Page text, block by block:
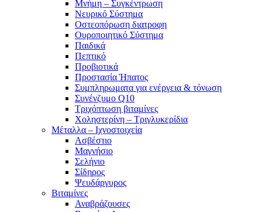
Μνήμη – Συγκέντρωση
Νευρικό Σύστημα
Οστεοπόρωση διατροφη
Ουροποιητικό Σύστημα
Παιδικά
Πεπτικό
Προβιοτικά
Προστασία Ήπατος
Συμπληρωματα για ενέργεια & τόνωση
Συνένζυμο Q10
Τριχόπτωση βιταμίνες
Χοληστερίνη – Τριγλυκερίδια
Μέταλλα – Ιχνοστοιχεία
Ασβέστιο
Μαγνήσιο
Σελήνιο
Σίδηρος
Ψευδάργυρος
Βιταμίνες
Αναβράζουσες